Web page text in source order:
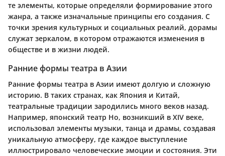
те элементы, которые определяли формирование этого
жанра, а также изначальные принципы его создания. С
точки зрения культурных и социальных реалий, дорамы
служат зеркалом, в котором отражаются изменения в
обществе и в жизни людей.
Ранние формы театра в Азии
Ранние формы театра в Азии имеют долгую и сложную
историю. В таких странах, как Япония и Китай,
театральные традиции зародились много веков назад.
Например, японский театр Но, возникший в XIV веке,
использовал элементы музыки, танца и драмы, создавая
уникальную атмосферу, где каждое выступление
иллюстрировало человеческие эмоции и состояния. Эти